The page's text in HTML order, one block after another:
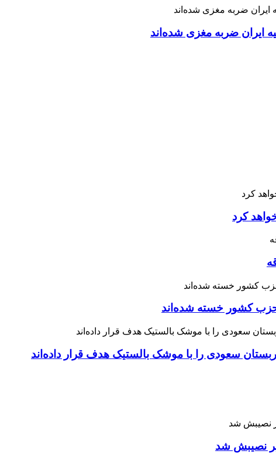
ایران ضربه مغزی شده‌اند
کرد
نصیبش شد